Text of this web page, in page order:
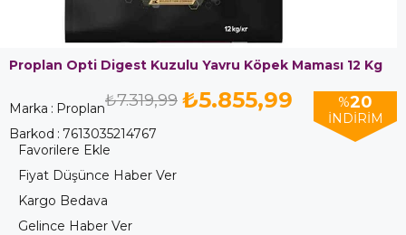
Proplan Opti Digest Kuzulu Yavru Köpek Maması 12 Kg
Marka : Proplan %20
İNDIRIM
₺7.319,99 ₺5.855,99
Barkod : 7613035214767
Favorilere Ekle
Fiyat Düşünce Haber Ver
Kargo Bedava
Gelince Haber Ver